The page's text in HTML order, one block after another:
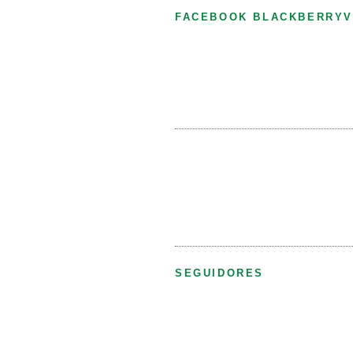
FACEBOOK
SEGUIDORES